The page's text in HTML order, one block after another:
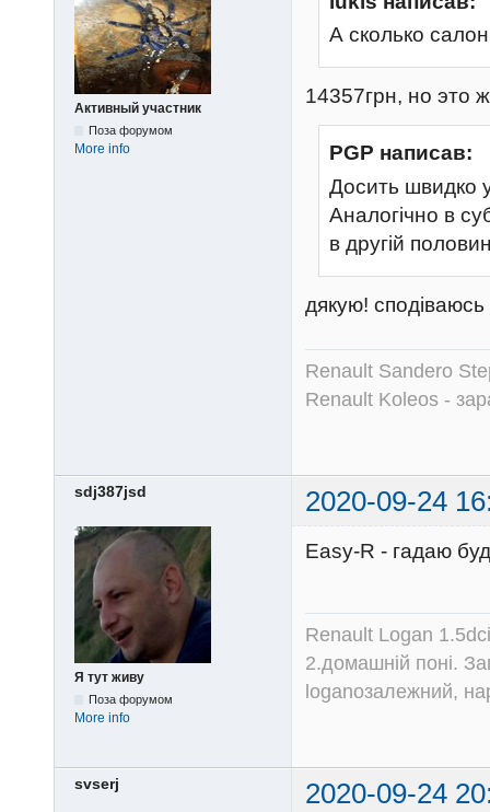
Активный участник
Поза форумом
More info
А сколько
14357грн, но это
PGP написав:
Досить швидко
Аналогічно в
в другій
дякую!
Renault Sandero
Renault Koleos -
sdj387jsd 2020-09-24
Я тут живу
Поза форумом
More info
Easy-R - гадаю
Renault Logan
2.домашній поні.
loganозалежний,
svserj 2020-09-24